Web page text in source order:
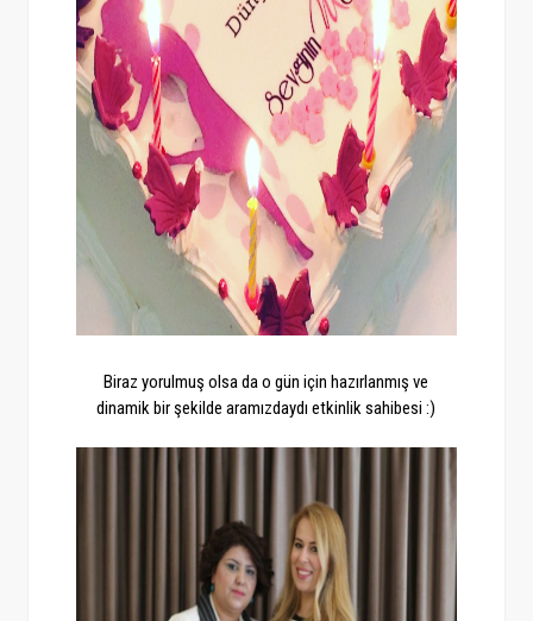
Biraz yorulmuş olsa da o gün için hazırlanmış ve
dinamik bir şekilde aramızdaydı etkinlik sahibesi :)